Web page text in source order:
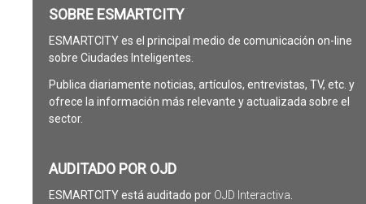
SOBRE ESMARTCITY
ESMARTCITY es el principal medio de comunicación on-line
sobre Ciudades Inteligentes.
Publica diariamente noticias, artículos, entrevistas, TV, etc. y
ofrece la información más relevante y actualizada sobre el
sector.
AUDITADO POR OJD
ESMARTCITY está auditado por OJD Interactiva